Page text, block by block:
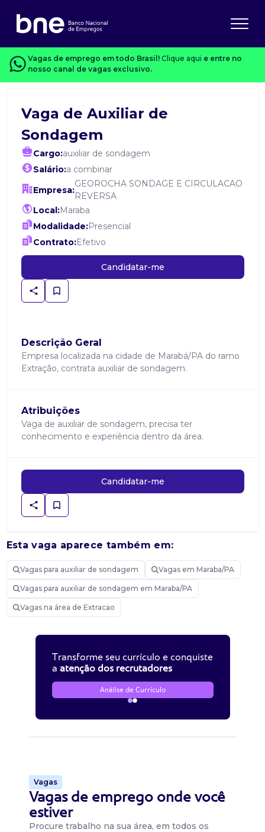
Vagas de emprego em todo Brasil! Clique aqui e entre no
nosso canal de vagas exclusivo.
Vaga de Auxiliar de
Sondagem
Cargo:auxiliar de sondagem
Salário:a combinar
Empresa:
GEOROCHA SONDAGE E CIRCULACAO
REVERSA
Local:Maraba
Modalidade:Presencial
Contrato:Efetivo
Candidatar-me
Descrição Geral
Empresa localizada na cidade de Marabá/PA do ramo
Extração, contrata auxiliar de sondagem.
Atribuições
Vaga de auxiliar de sondagem, precisa ter
conhecimento e experiência dentro da área.
Candidatar-me
Esta vaga aparece também em:
Vagas para auxiliar de sondagem Vagas em Maraba/PA
Vagas para auxiliar de sondagem em Maraba/PA
Vagas na área de Extracao
Transforme seu currículo e conquiste
a atenção dos recrutadores
Análise de Currículo
Vagas
Vagas de emprego onde você
estiver
Procure trabalho na sua área, em todos os